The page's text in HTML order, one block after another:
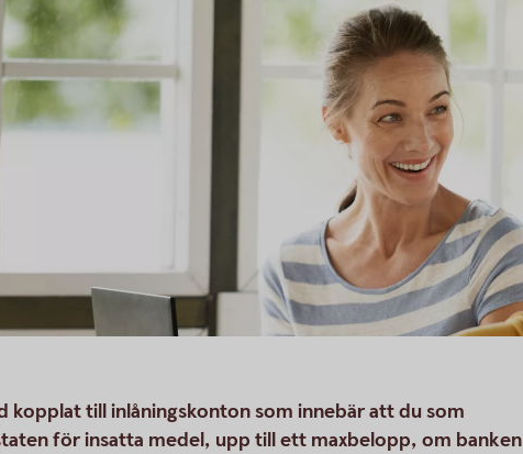
kopplat till inlåningskonton som innebär att du som
för insatta medel, upp till ett maxbelopp, om banken